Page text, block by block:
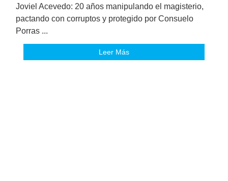
Joviel Acevedo: 20 años manipulando el magisterio,
pactando con corruptos y protegido por Consuelo
Porras ...
Leer Más